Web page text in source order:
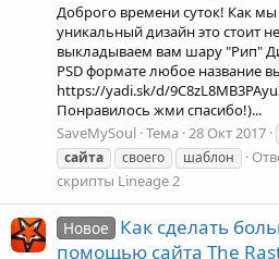
Доброго времени суток! Как мы
уникальный дизайн это стоит
выкладываем вам шару "Рип"
PSD формате любое название
https://yadi.sk/d/
Понравилось жми спасибо!)...
SaveMySoul Тема 28 Окт 2017
сайта
своего шаблон
скрипты Lineage 2
Новое
Как сделать
помощью сайта The